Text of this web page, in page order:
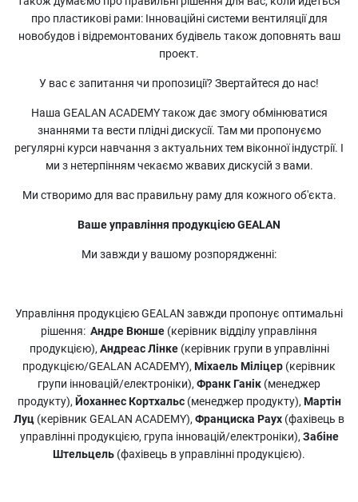
про пластикові рами: Інноваційні системи вентиляції для
новобудов і відремонтованих будівель також доповнять ваш
проект.
У вас є запитання чи пропозиції? Звертайтеся до нас!
Наша GEALAN ACADEMY також дає змогу обмінюватися
знаннями та вести плідні дискусії. Там ми пропонуємо
регулярні курси навчання з актуальних тем віконної індустрії. І
ми з нетерпінням чекаємо жвавих дискусій з вами.
Ми створимо для вас правильну раму для кожного об'єкта.
Ваше управління продукцією GEALAN
Ми завжди у вашому розпорядженні:
Управління продукцією GEALAN завжди пропонує оптимальні
рішення: Андре Вюнше (керівник відділу управління
продукцією), Андреас Лінке (керівник групи в управлінні
продукцією/GEALAN ACADEMY), Міхаель Міліцер (керівник
групи інновацій/електроніки), Франк Ганік (менеджер
продукту), Йоханнес Кортхальс(менеджер продукту), Мартін
Луц (керівник GEALAN ACADEMY), Франциска Раух (фахівець в
управлінні продукцією, група інновацій/електроніки), Забіне
Штельцель (фахівець в управлінні продукцією).